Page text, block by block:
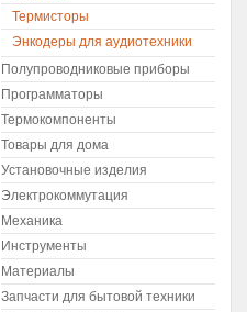
Термисторы
Энкодеры для аудиотехники
Полупроводниковые приборы
Программаторы
Термокомпоненты
Товары для дома
Установочные изделия
Электрокоммутация
Механика
Инструменты
Материалы
Запчасти для бытовой техники